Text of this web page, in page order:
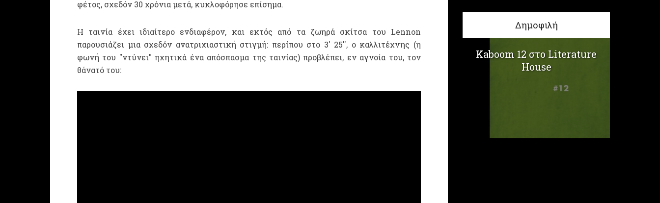
φέτος, σχεδόν 30 χρόνια μετά, κυκλοφόρησε επίσημα.
Η ταινία έχει ιδιαίτερο ενδιαφέρον, και εκτός από τα ζωηρά σκίτσα του Lennon
παρουσιάζει μια σχεδόν ανατριχιαστική στιγμή: περίπου στο 3' 25'', ο καλλιτέχνης (η
φωνή του "ντύνει" ηχητικά ένα απόσπασμα της ταινίας) προβλέπει, εν αγνοία του, τον
θάνατό του:
Δημοφιλή
Kaboom 12 στο Literature
House